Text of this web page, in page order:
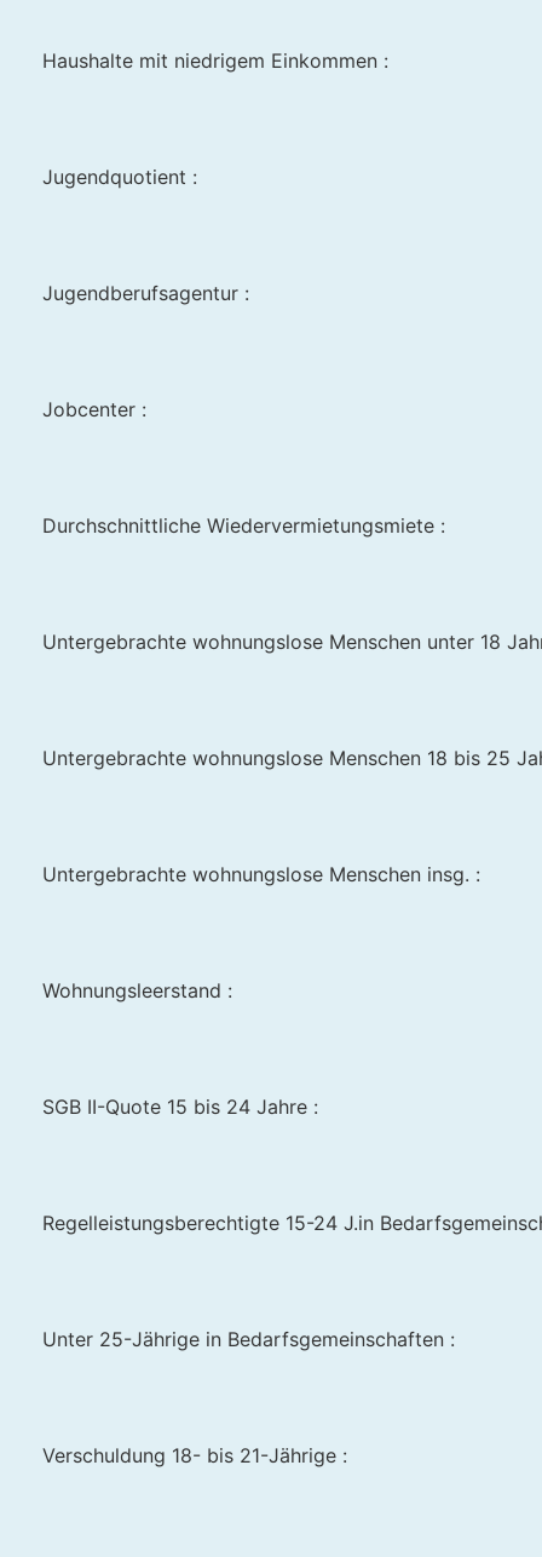
Haushalte mit niedrigem Einkommen :
Jugendquotient :
Jugendberufsagentur :
Jobcenter :
Durchschnittliche Wiedervermietungsmiete :
Untergebrachte wohnungslose Menschen unter 18
Untergebrachte wohnungslose Menschen 18 bis 25
Untergebrachte wohnungslose Menschen insg. :
Wohnungsleerstand :
SGB II-Quote 15 bis 24 Jahre :
Regelleistungsberechtigte 15-24 J.in
Unter 25-Jährige in Bedarfsgemeinschaften :
Verschuldung 18- bis 21-Jährige :